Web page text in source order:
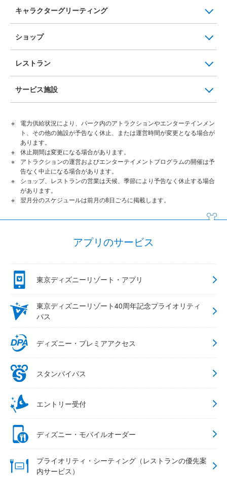
キャラクターグリーティング
ショップ
レストラン
サービス施設
電力供給状況により、パーク内のアトラクションやエンターテインメン
ト、その他の施設が予告なく休止、または運営時間が変更となる場合が
あります。
休止期間は変更になる場合があります。
アトラクションの運営およびエンターテイメントプログラムの開催は予
告なく中止になる場合があります。
ショップ、レストランの営業は天候、季節により予告なく休止する場合
があります。
翌月分のスケジュールは前月の8日ごろに掲載します。
アプリのサービス
東京ディズニーリゾート・アプリ
東京ディズニーリゾート40周年記念プライオリティ
パス
ディズニー・プレミアアクセス
スタンバイパス
エントリー受付
ディズニー・モバイルオーダー
プライオリティ・シーティング（レストランの優先案
内サービス）